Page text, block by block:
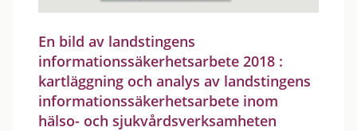
En bild av landstingens
informationssäkerhetsarbete 2018 :
kartläggning och analys av landstingens
informationssäkerhetsarbete inom
hälso- och sjukvårdsverksamheten